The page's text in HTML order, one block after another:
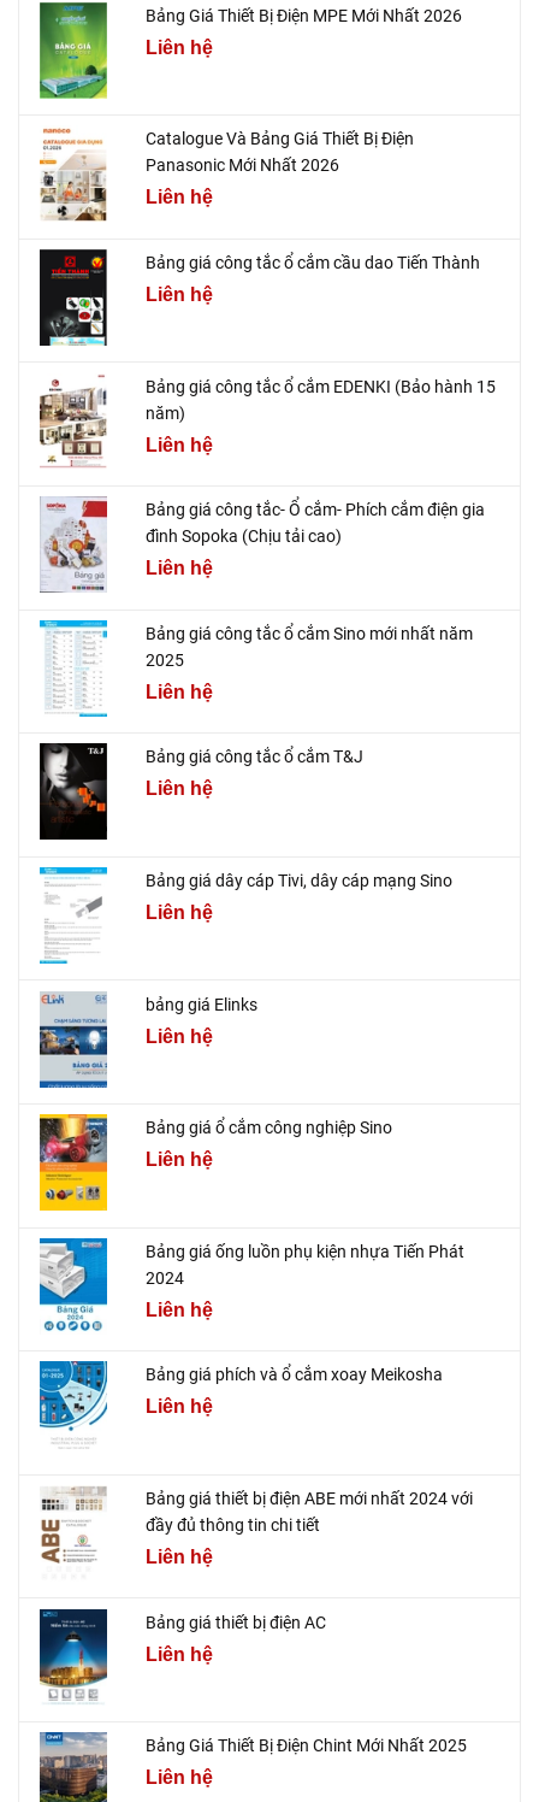
Bảng Giá Thiết Bị Điện MPE Mới Nhất 2026
Liên hệ
Catalogue Và Bảng Giá Thiết Bị Điện
Panasonic Mới Nhất 2026
Liên hệ
Bảng giá công tắc ổ cắm cầu dao Tiến Thành
Liên hệ
Bảng giá công tắc ổ cắm EDENKI (Bảo hành 15
năm)
Liên hệ
Bảng giá công tắc- Ổ cắm- Phích cắm điện gia
đình Sopoka (Chịu tải cao)
Liên hệ
Bảng giá công tắc ổ cắm Sino mới nhất năm
2025
Liên hệ
Bảng giá công tắc ổ cắm T&J
Liên hệ
Bảng giá dây cáp Tivi, dây cáp mạng Sino
Liên hệ
bảng giá Elinks
Liên hệ
Bảng giá ổ cắm công nghiệp Sino
Liên hệ
Bảng giá ống luồn phụ kiện nhựa Tiến Phát
2024
Liên hệ
Bảng giá phích và ổ cắm xoay Meikosha
Liên hệ
Bảng giá thiết bị điện ABE mới nhất 2024 với
đầy đủ thông tin chi tiết
Liên hệ
Bảng giá thiết bị điện AC
Liên hệ
Bảng Giá Thiết Bị Điện Chint Mới Nhất 2025
Liên hệ